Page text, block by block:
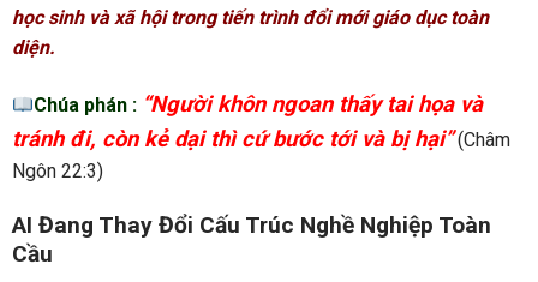
học sinh và xã hội trong tiến trình đổi mới giáo dục toàn
diện.
Chúa phán : “Người khôn ngoan thấy tai họa và
tránh đi, còn kẻ dại thì cứ bước tới và bị hại”(Châm
Ngôn 22:3)
AI Đang Thay Đổi Cấu Trúc Nghề Nghiệp Toàn
Cầu